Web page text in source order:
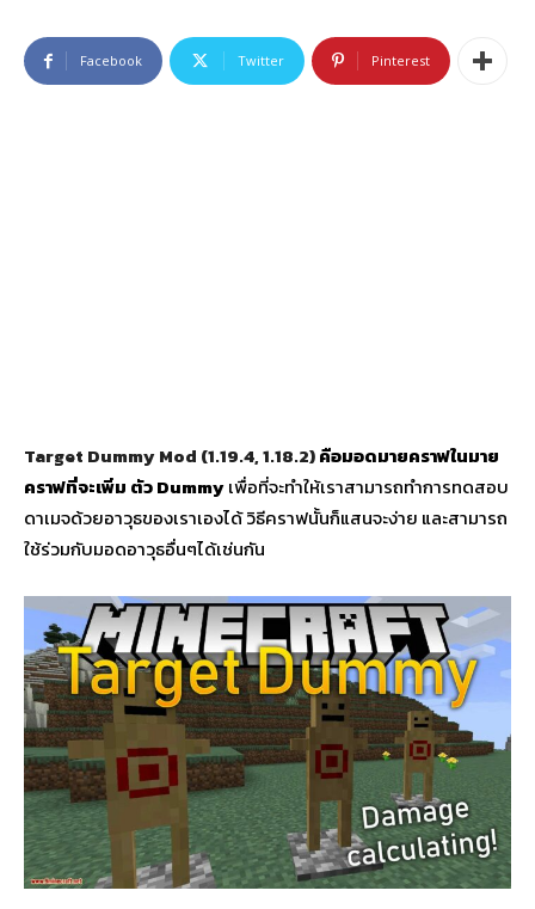
Facebook Twitter Pinterest
Target Dummy Mod (1.19.4, 1.18.2)คือมอดมายคราฟในมาย
คราฟที่จะเพิ่ม ตัว Dummyเพื่อที่จะทำให้เราสามารถทำการทดสอบ
ดาเมจด้วยอาวุธของเราเองได้ วิธีคราฟนั้นก็แสนจะง่าย และสามารถ
ใช้ร่วมกับมอดอาวุธอื่นๆได้เช่นกัน